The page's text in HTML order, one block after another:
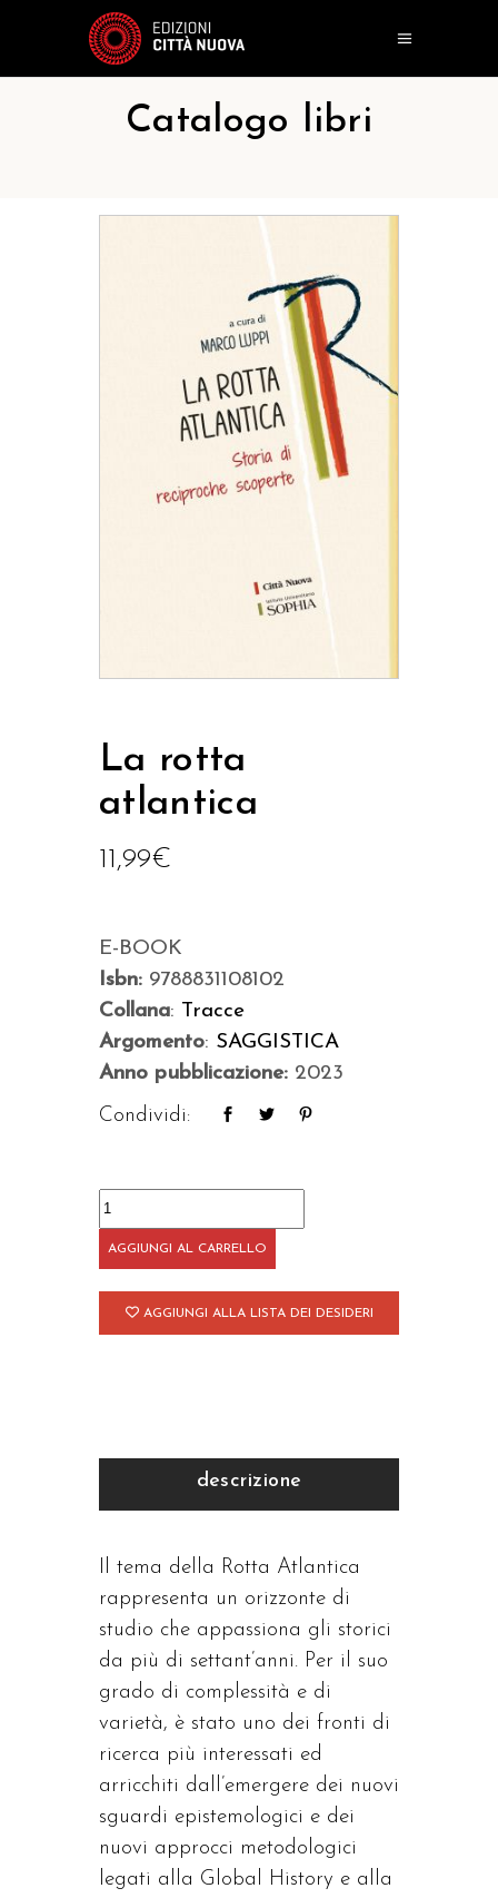
Catalogo libri
La rotta
atlantica
11,99€
E-BOOK
Isbn: 9788831108102
Collana: Tracce
Argomento: SAGGISTICA
Anno pubblicazione: 2023
Condividi:
La
rotta
atlantica
quantità
AGGIUNGI AL CARRELLO
AGGIUNGI ALLA LISTA DEI DESIDERI
descrizione
Il tema della Rotta Atlantica
rappresenta un orizzonte di
studio che appassiona gli storici
da più di settant’anni. Per il suo
grado di complessità e di
varietà, è stato uno dei fronti di
ricerca più interessati ed
arricchiti dall’emergere dei nuovi
sguardi epistemologici e dei
nuovi approcci metodologici
legati alla Global History e alla